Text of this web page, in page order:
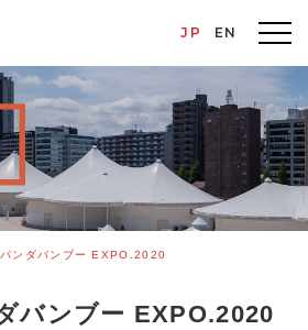
JP EN
ンダバンブー EXPO.2020
バンブー EXPO.2020